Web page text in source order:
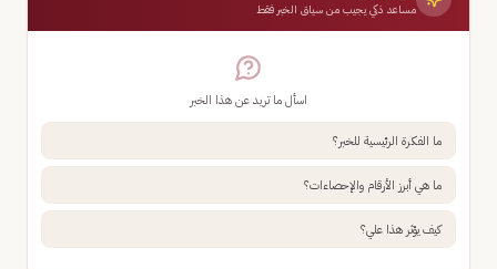
مساعد ذكي يجيب من سياق الخبر فقط
اسأل ما تريد عن هذا الخبر
ما الفكرة الرئيسية للخبر؟
ما هي أبرز الأرقام والإحصاءات؟
كيف يؤثر هذا علي؟